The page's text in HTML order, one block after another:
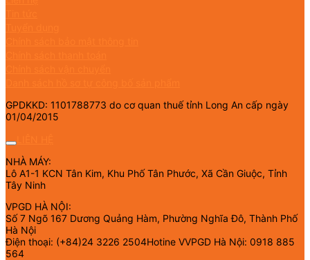
GPDKKD: 1101788773 do cơ quan thuế tỉnh Long An cấp ngày
01/04/2015
NHÀ MÁY:
Lô A1-1 KCN Tân Kim, Khu Phố Tân Phước, Xã Cần Giuộc, Tỉnh
Tây Ninh
VPGD HÀ NỘI:
Số 7 Ngõ 167 Dương Quảng Hàm, Phường Nghĩa Đô, Thành Phố
Hà Nội
Điện thoại: (+84)24 3226 2504Hotine VVPGD Hà Nội: 0918 885
564